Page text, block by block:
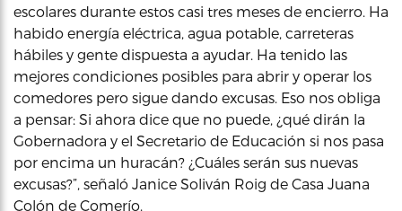
escolares durante estos casi tres meses de encierro. Ha
habido energía eléctrica, agua potable, carreteras
hábiles y gente dispuesta a ayudar. Ha tenido las
mejores condiciones posibles para abrir y operar los
comedores pero sigue dando excusas. Eso nos obliga
a pensar: Si ahora dice que no puede, ¿qué dirán la
Gobernadora y el Secretario de Educación si nos pasa
por encima un huracán? ¿Cuáles serán sus nuevas
excusas?”, señaló Janice Soliván Roig de Casa Juana
Colón de Comerío.